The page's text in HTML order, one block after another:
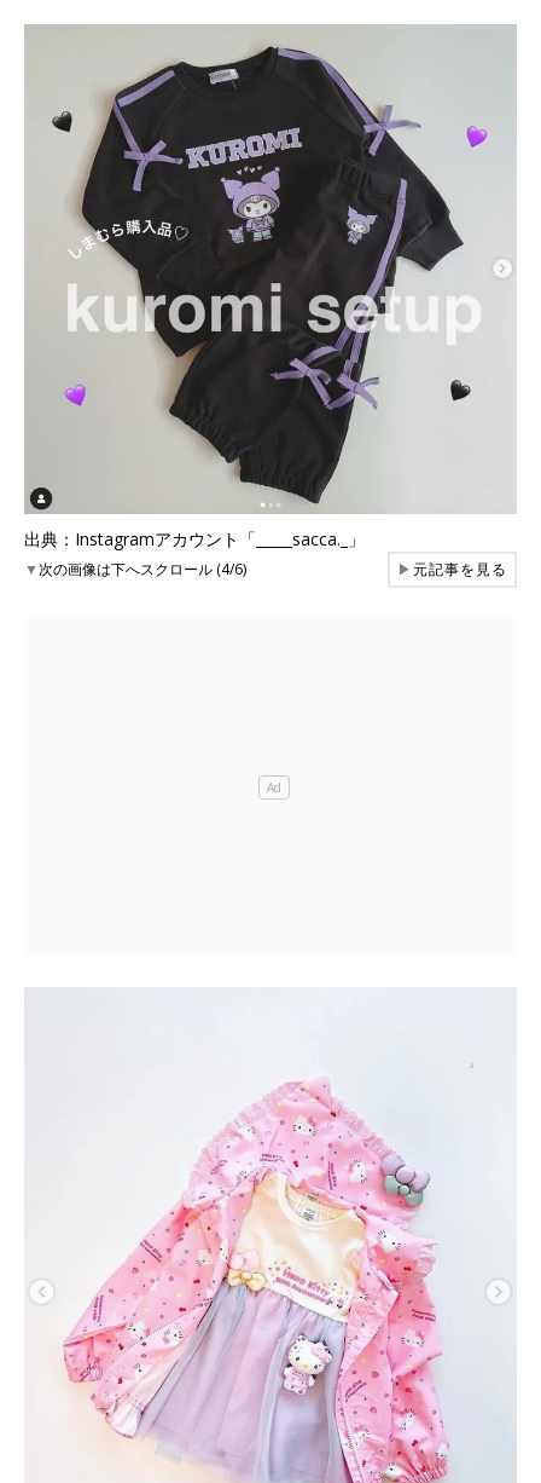
出典：Instagramアカウント「_____sacca._」
▼次の画像は下へスクロール (4/6) ▶元記事を見る